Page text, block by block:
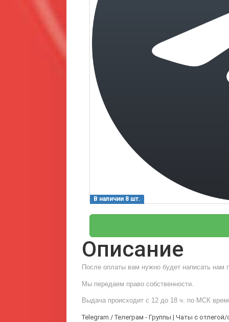
В наличии 8 шт.
Описание
После оплаты вам нужно будет написать нам
Мы передаем право собственности.
Выдача происходит с 12 до 18 ч. по МСК
Telegram / Телеграм - Группы | Чаты с